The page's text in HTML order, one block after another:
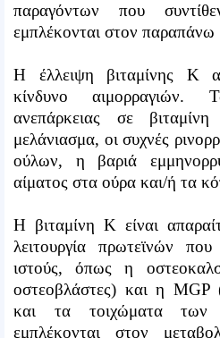
παραγόντων που
εμπλέκονται στον παραπάνω
Η έλλειψη βιταμίνης Κ
κίνδυνο
ανεπάρκειας σε
μελάνιασμα, οι συχνές
ούλων, η βαριά
αίματος στα ούρα και/ή τα
Η βιταμίνη Κ είναι
λειτουργία πρωτεϊνών
ιστούς, όπως η
οστεοβλάστες) και η MGP
και τα τοιχώματα των
εμπλέκονται στον